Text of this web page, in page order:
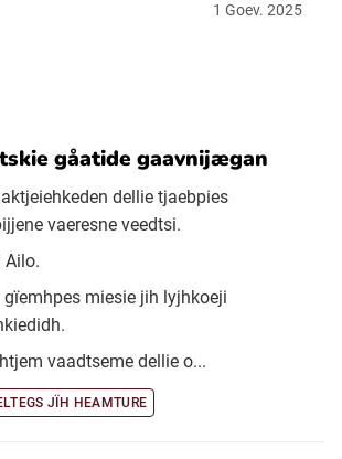
1 Goev. 2025
gåatide gaavnijægan
dellie tjaebpies
vaeresne veedtsi.
Ailo.
miesie jih lyjhkoeji
vaadtseme dellie o...
JÏH HEAMTURE